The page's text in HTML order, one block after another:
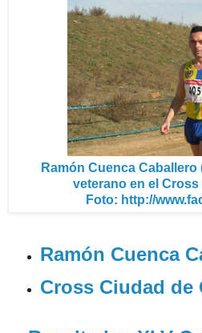
Ramón Cuenca Caballero
veterano en el Cross
Foto: http://
Ramón Cuenca
Cross Ciudad de